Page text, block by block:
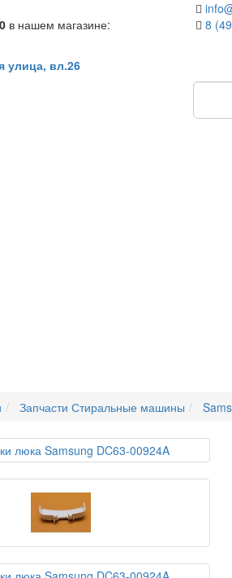
в нашем магазине:
улица, вл.26
8
Запчасти Стиральные машины